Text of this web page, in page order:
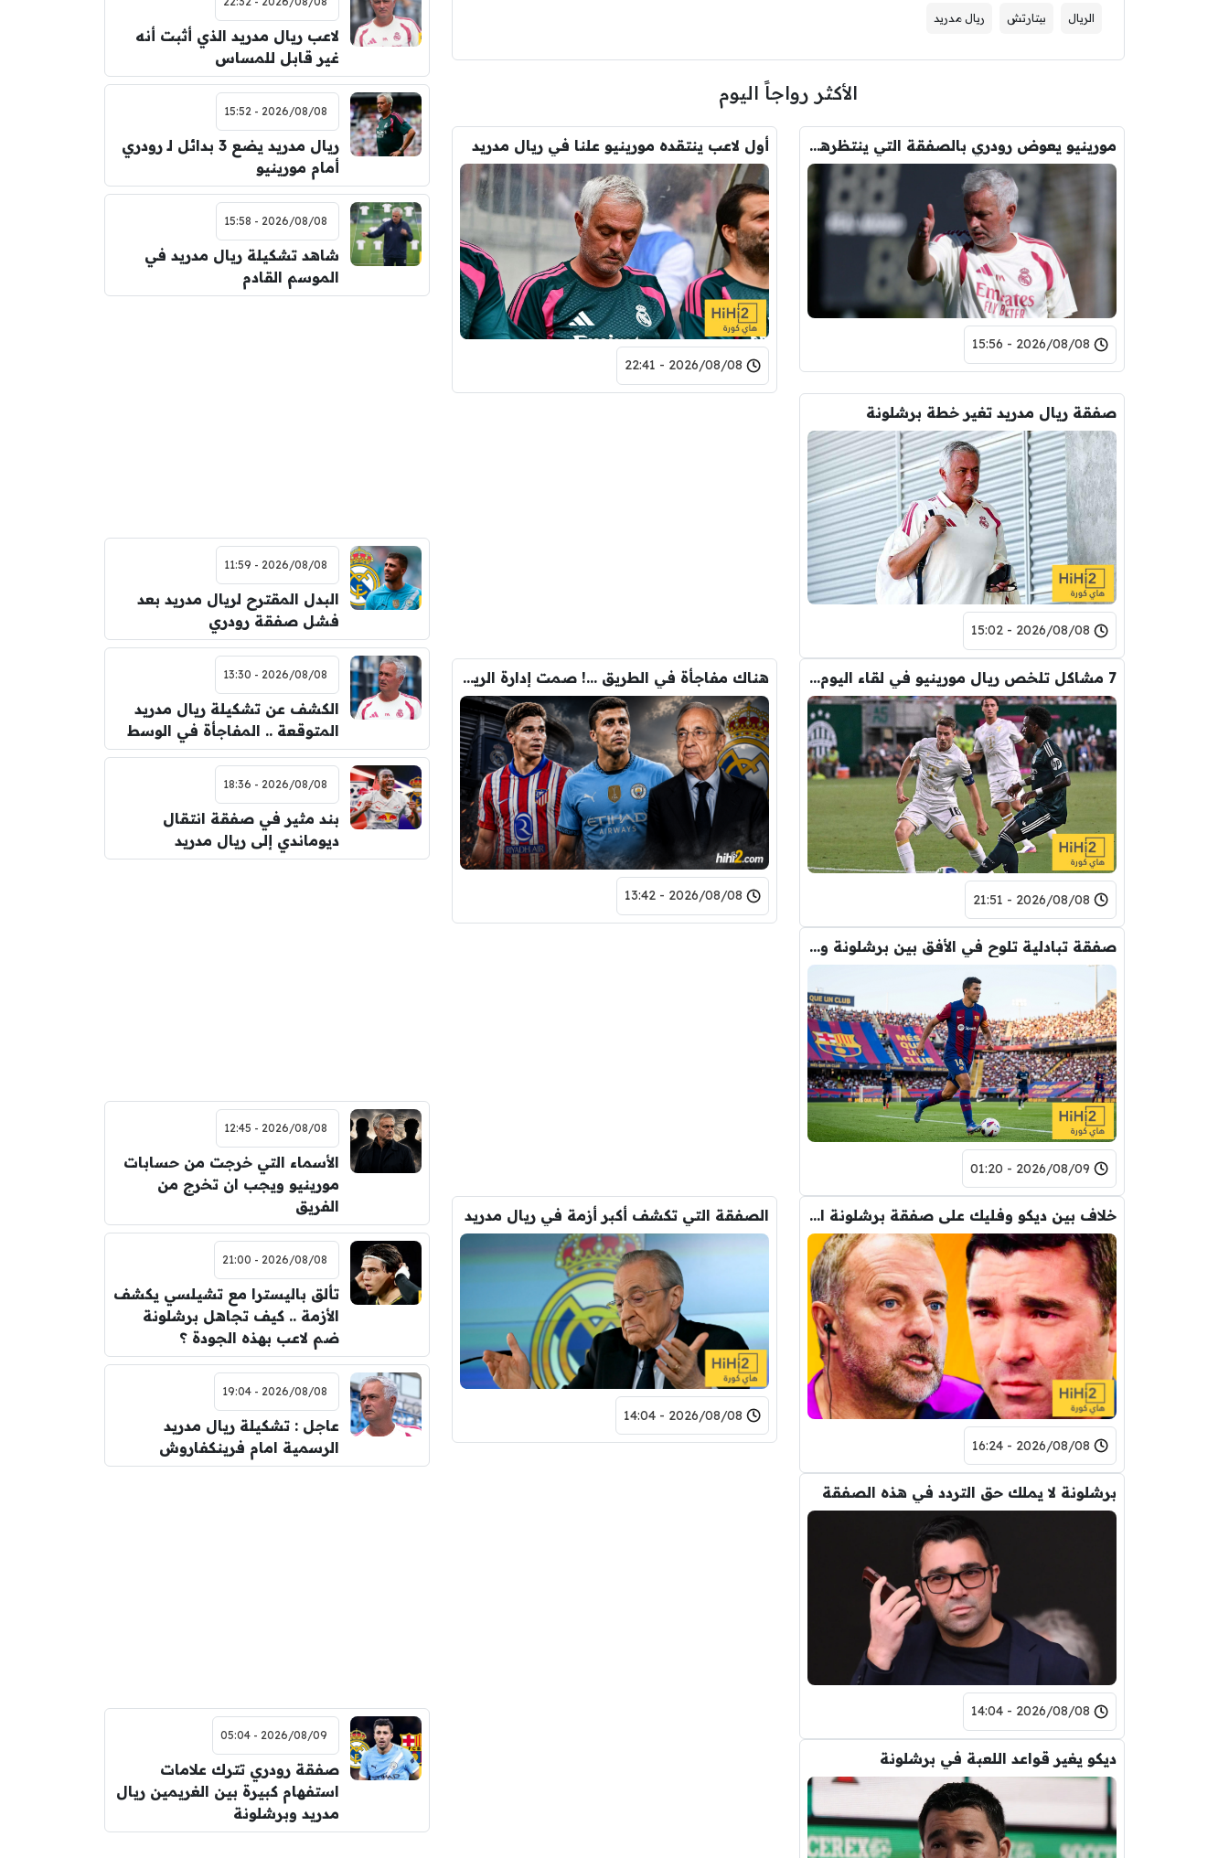
الريال بيتارتش ريال مدريد
الأكثر رواجاً اليوم
مورينيو يعوض رودري بالصفقة التي ينتظرها جمهور الريال
2026/08/08 - 15:56
أول لاعب ينتقده مورينيو علنا في ريال مدريد
2026/08/08 - 22:41
صفقة ريال مدريد تغير خطة برشلونة
2026/08/08 - 15:02
7 مشاكل تلخص ريال مورينيو في لقاء اليوم امام فيرينكفاروش
2026/08/08 - 21:51
هناك مفاجأة في الطريق …! صمت إدارة الريال ليس من باب الصدفة
2026/08/08 - 13:42
صفقة تبادلية تلوح في الأفق بين برشلونة والسيتي لحسم صفقة رودري
2026/08/09 - 01:20
خلاف بين ديكو وفليك على صفقة برشلونة الجديدة
2026/08/08 - 16:24
الصفقة التي تكشف أكبر أزمة في ريال مدريد
2026/08/08 - 14:04
برشلونة لا يملك حق التردد في هذه الصفقة
2026/08/08 - 14:04
ديكو يغير قواعد اللعبة في برشلونة
لاعب ريال مدريد الذي أثبت أنه
غير قابل للمساس
2026/08/08 - 15:52
ريال مدريد يضع 3 بدائل لـ رودري
أمام مورينيو
2026/08/08 - 15:58
شاهد تشكيلة ريال مدريد في
الموسم القادم
2026/08/08 - 11:59
البدل المقترح لريال مدريد بعد
فشل صفقة رودري
2026/08/08 - 13:30
الكشف عن تشكيلة ريال مدريد
المتوقعة .. المفاجأة في الوسط
2026/08/08 - 18:36
بند مثير في صفقة انتقال
ديوماندي إلى ريال مدريد
2026/08/08 - 12:45
الأسماء التي خرجت من حسابات
مورينيو ويجب ان تخرج من
الفريق
2026/08/08 - 21:00
تألق باليسترا مع تشيلسي يكشف
الأزمة .. كيف تجاهل برشلونة
ضم لاعب بهذه الجودة ؟
2026/08/08 - 19:04
عاجل : تشكيلة ريال مدريد
الرسمية امام فرينكفاروش
2026/08/09 - 05:04
صفقة رودري تترك علامات
استفهام كبيرة بين الغريمين ريال
مدريد وبرشلونة